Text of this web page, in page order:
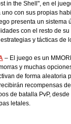
in the Shell", en el
uno con sus propias
presenta un sistema
con el resto de
y tácticas de
– El juego es un
y muchas
de forma aleatoria
recompensas
de batalla PvP,
letales.